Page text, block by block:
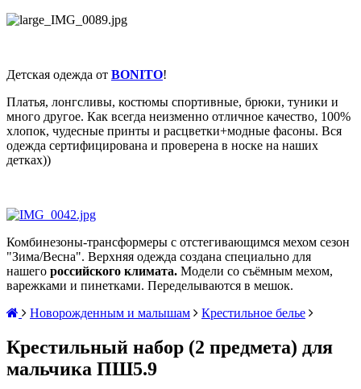
Детская одежда от BONITO!
Платья, лонгсливы, костюмы спортивные, брюки, туники и
много другое. Как всегда неизменно отличное качество, 100%
хлопок, чудесные принты и расцветки+модные фасоны. Вся
одежда сертифицирована и проверена в носке на наших
детках))
Комбинезоны-трансформеры с отстегивающимся мехом сезон
"Зима/Весна". Верхняя одежда создана специально для
нашего российского климата. Модели со съёмным мехом,
варежками и пинетками. Переделываются в мешок.
Новорожденным и малышам
Крестильное белье
Крестильный набор (2 предмета) для
мальчика ПШ5.9